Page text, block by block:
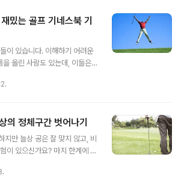
밌는 골프 기네스북 기
이 있습니다. 이해하기 어려운
올린 사람도 있는데, 이들은
두는 것이겠죠? 골프계에서도
럼 즐겨보세요. :) 골프에 관련된
서 가장 규모가 큰 골프장 우리
편인 탓에 골프장이 그리 광범
은데요. 중국에는 우리나라의
의 정체구간 벗어나기
지만 늘상 공은 잘 맞지 않고, 비
이 있으신가요? 마치 한계에 부
는 다이어트나 무언가를 학습